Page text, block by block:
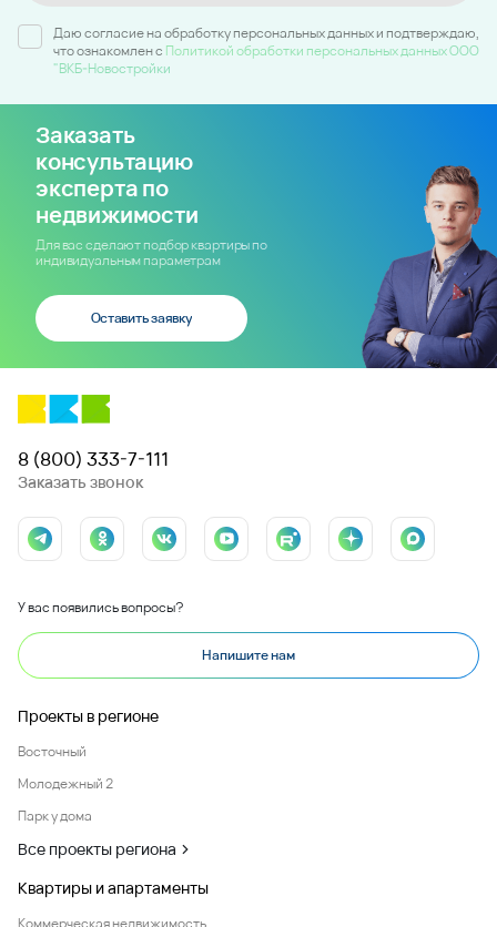
Даю согласие на обработку персональных данных и подтверждаю,
что ознакомлен c Политикой обработки персональных данных ООО
"ВКБ-Новостройки
Заказать
консультацию
эксперта по
недвижимости
Для вас сделают подбор квартиры по
индивидуальным параметрам
Оставить заявку
8 (800) 333-7-111
Заказать звонок
У вас появились вопросы?
Напишите нам
Проекты в регионе
Восточный
Молодежный 2
Парк у дома
Все проекты региона
Квартиры и апартаменты
Коммерческая недвижимость